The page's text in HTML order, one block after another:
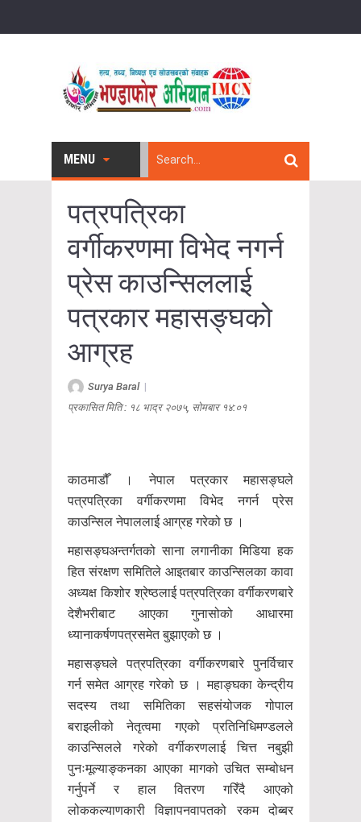
MENU
पत्रपत्रिका
वर्गीकरणमा विभेद नगर्न
प्रेस काउन्सिललाई
पत्रकार महासङ्घको
आग्रह
Surya Baral|
प्रकासित मिति : १८ भाद्र २०७५, सोमबार १४:०१
काठमाडौँ । नेपाल पत्रकार महासङ्घले
पत्रपत्रिका वर्गीकरणमा विभेद नगर्न प्रेस
काउन्सिल नेपाललाई आग्रह गरेको छ ।
महासङ्घअन्तर्गतको साना लगानीका मिडिया हक
हित संरक्षण समितिले आइतबार काउन्सिलका कावा
अध्यक्ष किशोर श्रेष्ठलाई पत्रपत्रिका वर्गीकरणबारे
देशैभरीबाट आएका गुनासोको आधारमा
ध्यानाकर्षणपत्रसमेत बुझाएको छ ।
महासङ्घले पत्रपत्रिका वर्गीकरणबारे पुनर्विचार
गर्न समेत आग्रह गरेको छ । महाङ्घका केन्द्रीय
सदस्य तथा समितिका सहसंयोजक गोपाल
बराइलीको नेतृत्वमा गएको प्रतिनिधिमण्डलले
काउन्सिलले गरेको वर्गीकरणलाई चित्त नबुझी
पुनःमूल्याङ्कनका आएका मागको उचित सम्बोधन
गर्नुपर्ने र हाल वितरण गरिँदै आएको
लोककल्याणकारी विज्ञापनवापतको रकम दोब्बर